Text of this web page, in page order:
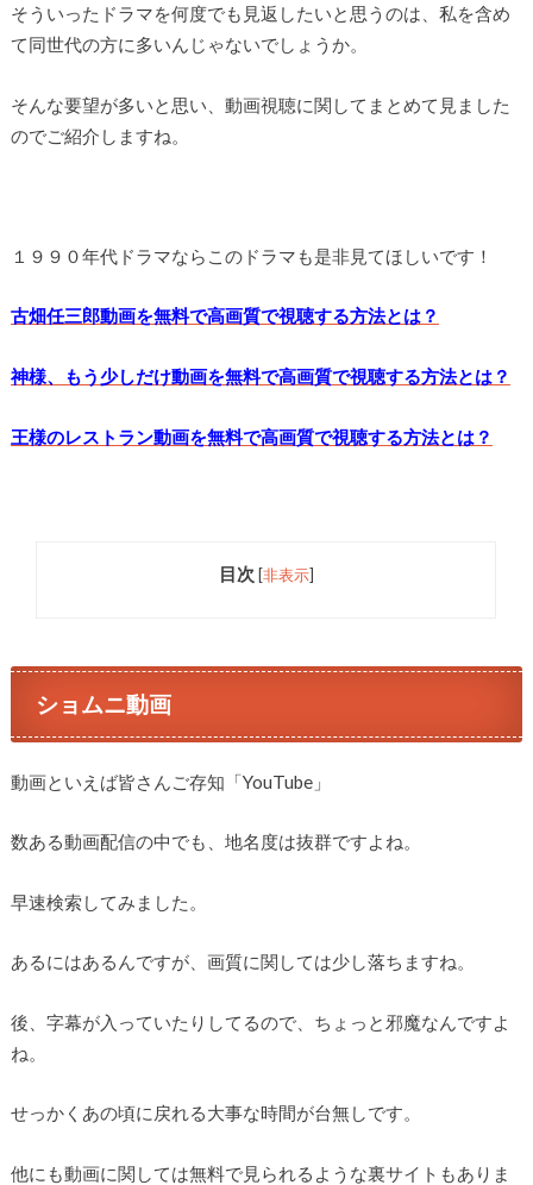
そういったドラマを何度でも見返したいと思うのは、私を含め
て同世代の方に多いんじゃないでしょうか。
そんな要望が多いと思い、動画視聴に関してまとめて見ました
のでご紹介しますね。
１９９０年代ドラマならこのドラマも是非見てほしいです！
古畑任三郎動画を無料で高画質で視聴する方法とは？
神様、もう少しだけ動画を無料で高画質で視聴する方法とは？
王様のレストラン動画を無料で高画質で視聴する方法とは？
目次 [非表示]
ショムニ動画
動画といえば皆さんご存知「YouTube」
数ある動画配信の中でも、地名度は抜群ですよね。
早速検索してみました。
あるにはあるんですが、画質に関しては少し落ちますね。
後、字幕が入っていたりしてるので、ちょっと邪魔なんですよ
ね。
せっかくあの頃に戻れる大事な時間が台無しです。
他にも動画に関しては無料で見られるような裏サイトもありま